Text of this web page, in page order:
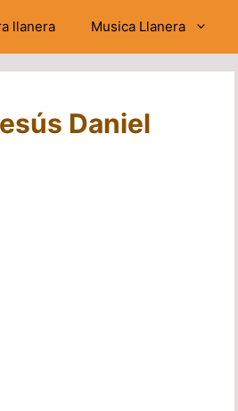
llanera Musica Llanera
Daniel